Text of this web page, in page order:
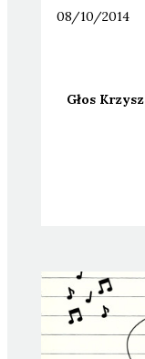
08/10/2014
Głos